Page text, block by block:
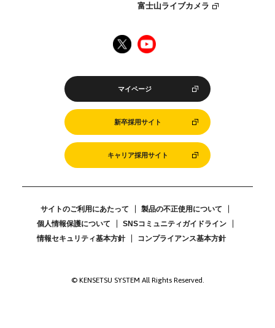
富士山ライブカメラ
マイページ
新卒採用サイト
キャリア採用サイト
サイトのご利用にあたって
製品の不正使用について
個人情報保護について
SNSコミュニティガイドライン
情報セキュリティ基本方針
コンプライアンス基本方針
© KENSETSU SYSTEM All Rights Reserved.